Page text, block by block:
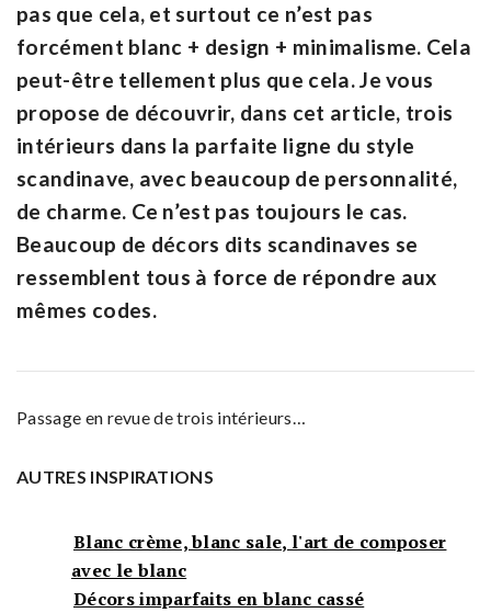
pas que cela, et surtout ce n’est pas
forcément blanc + design + minimalisme. Cela
peut-être tellement plus que cela. Je vous
propose de découvrir, dans cet article, trois
intérieurs dans la parfaite ligne du style
scandinave, avec beaucoup de personnalité,
de charme. Ce n’est pas toujours le cas.
Beaucoup de décors dits scandinaves se
ressemblent tous à force de répondre aux
mêmes codes.
Passage en revue de trois intérieurs…
AUTRES INSPIRATIONS
Blanc crème, blanc sale, l'art de composer
avec le blanc
Décors imparfaits en blanc cassé